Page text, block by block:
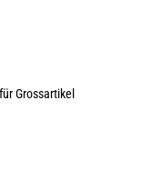
Grossartikel